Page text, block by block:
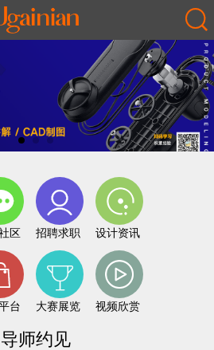
区 招聘求职 设计资讯
台 大赛展览 视频欣赏
导师约见